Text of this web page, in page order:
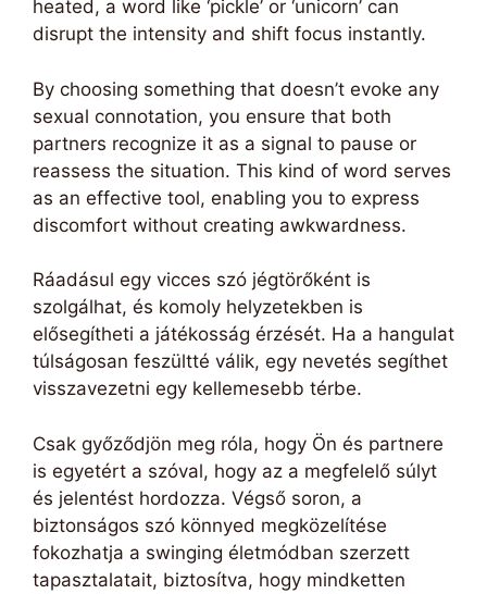
heated, a word like ‘pickle’ or ‘unicorn’ can
disrupt the intensity and shift focus instantly.
By choosing something that doesn’t evoke any
sexual connotation, you ensure that both
partners recognize it as a signal to pause or
reassess the situation. This kind of word serves
as an effective tool, enabling you to express
discomfort without creating awkwardness.
Ráadásul egy vicces szó jégtörőként is
szolgálhat, és komoly helyzetekben is
elősegítheti a játékosság érzését. Ha a hangulat
túlságosan feszültté válik, egy nevetés segíthet
visszavezetni egy kellemesebb térbe.
Csak győződjön meg róla, hogy Ön és partnere
is egyetért a szóval, hogy az a megfelelő súlyt
és jelentést hordozza. Végső soron, a
biztonságos szó könnyed megközelítése
fokozhatja a swinging életmódban szerzett
tapasztalatait, biztosítva, hogy mindketten